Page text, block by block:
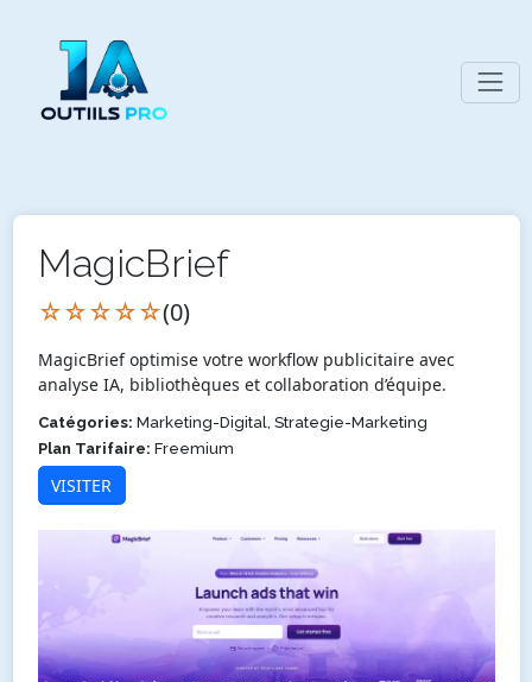
MagicBrief
☆☆☆☆☆(0)
MagicBrief optimise votre workflow publicitaire avec
analyse IA, bibliothèques et collaboration d’équipe.
Catégories: Marketing-Digital, Strategie-Marketing
Plan Tarifaire: Freemium
VISITER